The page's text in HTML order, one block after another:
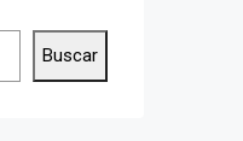
Buscar